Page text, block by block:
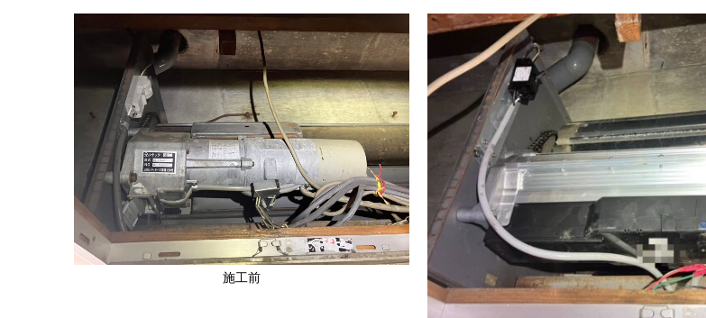
施工前